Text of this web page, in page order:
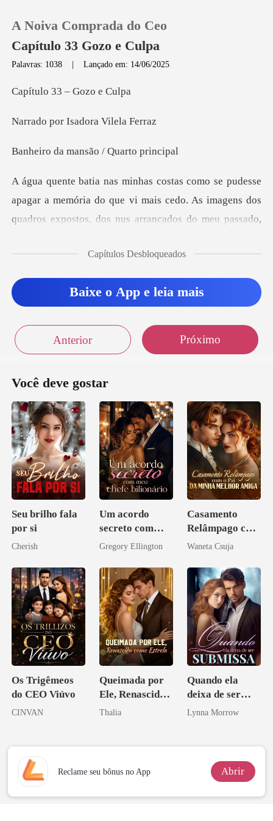
Loja
Sair
A Noiva Comprada do Ceo
Capítulo 33 Gozo e Culpa
Palavras: 1038 |Lançado em: 14/06/2025
33 – Go
Isadora Vi
mansão / Qua
que vi mais cedo. As imagens dos
quadros expostos, dos nus arrancados do m
ás da co
Capítulos Desbloqueados
Baixe o App e leia mais
Anterior Próximo
Você deve gostar
Seu brilho fala
por si
Cherish
Um acordo
secreto com
meu chefe
Gregory Ellington
Casamento
Relâmpago com
o Pai da Minha
Waneta Csuja
Os Trigêmeos
do CEO Viúvo
CINVAN
Queimada por
Ele, Renascida
como Estrela
Thalia
Quando ela
deixa de ser
submissa
Lynna Morrow
Reclame seu bônus no App Abrir